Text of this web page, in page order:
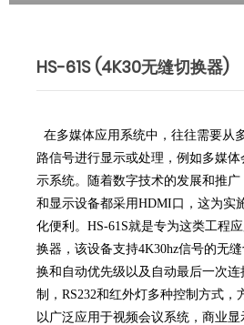
HS-61S (4K30无缝切换器)
在多媒体应用系统中，往往需要从
路信号进行显示或处理，例如多媒
示系统。随着数字技术的发展和推
和显示设备都采用HDMI口，这为实
化便利。HS-61S就是专为这类工程
换器，该设备支持4K30hz信号的无
换和自动优先级以及自动最后一次连
制，RS232和红外灯多种控制方式，
以广泛应用于视频会议系统，商业显